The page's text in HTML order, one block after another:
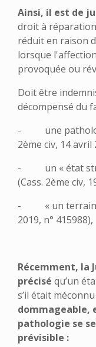
Ainsi, il est de
droit à
réduit en raison
lorsque
provoquée ou
Doit être
décompensé du
- une
2ème civ, 14 avril
- un « état
(Cass. 2ème civ,
- « un terrain
2019, n° 415988),
Récemment, la
précisé qu’un
s’il était
dommageable,
pathologie se
prévisible :